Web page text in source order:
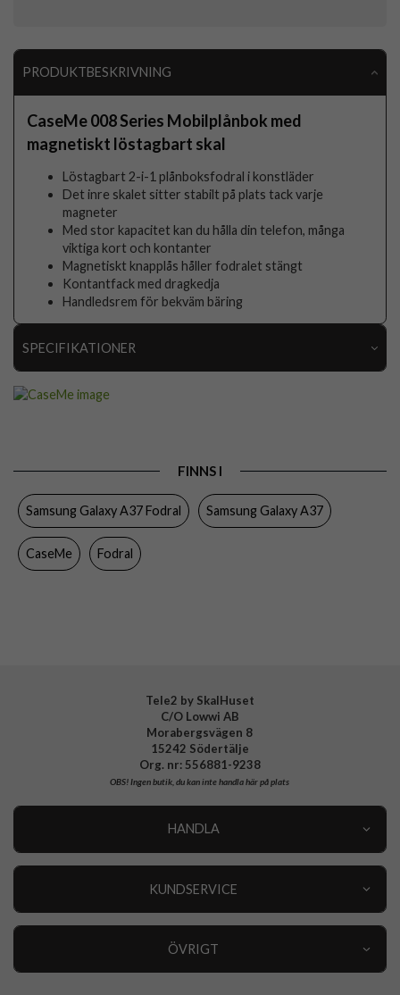
PRODUKTBESKRIVNING
CaseMe 008 Series Mobilplånbok med
magnetiskt löstagbart skal
Löstagbart 2-i-1 plånboksfodral i konstläder
Det inre skalet sitter stabilt på plats tack varje
magneter
Med stor kapacitet kan du hålla din telefon, många
viktiga kort och kontanter
Magnetiskt knapplås håller fodralet stängt
Kontantfack med dragkedja
Handledsrem för bekväm bäring
SPECIFIKATIONER
Dragkedja, Handrem, Kortfack, Löstagbart skal
Färg
Material
Varumärke
FINNS I
Samsung Galaxy A37 Fodral Samsung Galaxy A37
CaseMe Fodral
Tele2 by SkalHuset
C/O Lowwi AB
Morabergsvägen 8
15242 Södertälje
Org. nr: 556881-9238
OBS!Ingen butik, du kan inte handla här på plats
HANDLA
KUNDSERVICE
ÖVRIGT